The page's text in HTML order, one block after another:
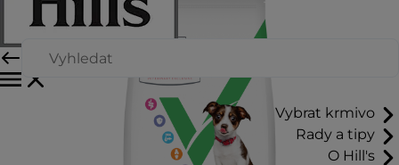
Vybrat krmivo
Rady a tipy
O Hill's